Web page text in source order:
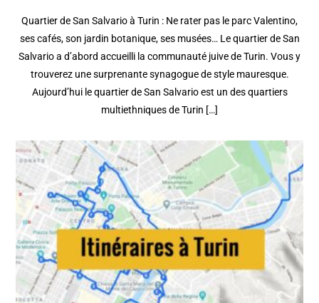
Quartier de San Salvario à Turin : Ne rater pas le parc Valentino,
ses cafés, son jardin botanique, ses musées… Le quartier de San
Salvario a d’abord accueilli la communauté juive de Turin. Vous y
trouverez une surprenante synagogue de style mauresque.
Aujourd’hui le quartier de San Salvario est un des quartiers
multiethniques de Turin […]